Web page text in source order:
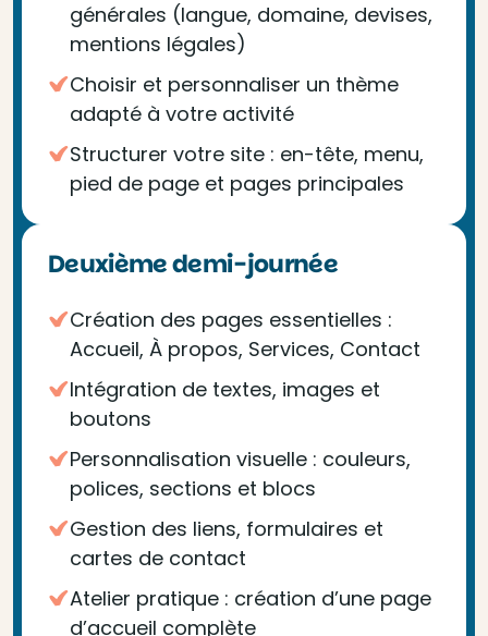
générales (langue, domaine, devises,
mentions légales)
Choisir et personnaliser un thème
adapté à votre activité
Structurer votre site : en-tête, menu,
pied de page et pages principales
Deuxième demi-journée
Création des pages essentielles :
Accueil, À propos, Services, Contact
Intégration de textes, images et
boutons
Personnalisation visuelle : couleurs,
polices, sections et blocs
Gestion des liens, formulaires et
cartes de contact
Atelier pratique : création d’une page
d’accueil complète